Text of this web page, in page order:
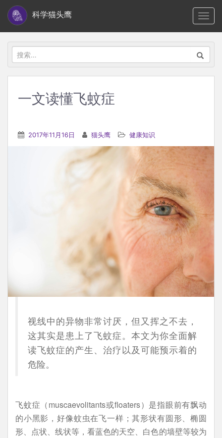
i
科学猫头鹰
搜
索：
一文读懂飞蚊症
2017年11月16日 猫头鹰 健康知识
视线中的异物非常讨厌，但又挥之不去，
这其实是患上了飞蚊症。本文为你全面解
读飞蚊症的产生、治疗以及可能预示着的
危险。
飞蚊症（muscaevolitants或floaters）是指眼前有飘动
的小黑影，好像蚊虫在飞一样；其形状有圆形、椭圆
形、点状、线状等，看蓝色的天空、白色的墙壁等较为